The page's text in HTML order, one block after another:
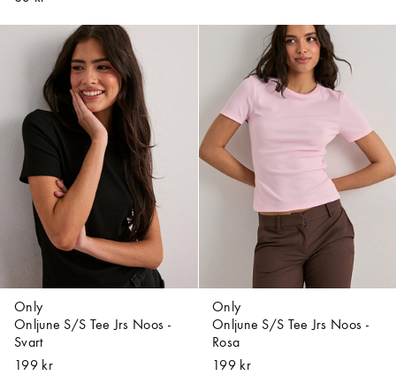
Only
Onljune S/S Tee Jrs Noos -
Svart
199 kr
Only
Onljune S/S Tee Jrs Noos -
Rosa
199 kr